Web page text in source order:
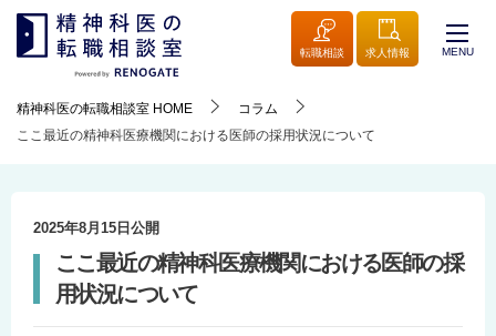
転職相談 求人情報 MENU
精神科医の転職相談室 HOME
コラム
ここ最近の精神科医療機関における医師の採用状況について
2025年8月15日 公開
ここ最近の精神科医療機関における医師の採
用状況について